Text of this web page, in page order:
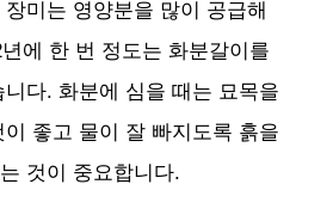
미는 영양분을 많이 공급해
에 한 번 정도는 화분갈이를
다. 화분에 심을 때는 묘목을
좋고 물이 잘 빠지도록 흙을
것이 중요합니다.